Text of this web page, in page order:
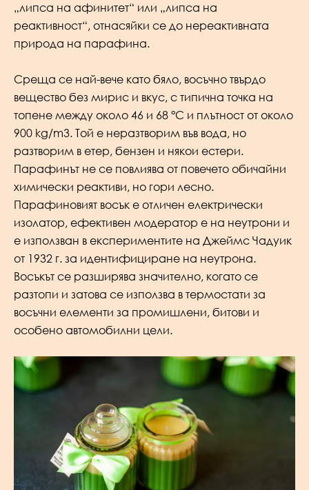
„липса на афинитет“ или „липса на
реактивност“, отнасяйки се до нереактивната
природа на парафина.
Среща се най-вече като бяло, восъчно твърдо
вещество без мирис и вкус, с типична точка на
топене между около 46 и 68 °C и плътност от около
900 kg/m3. Той е неразтворим във вода, но
разтворим в етер, бензен и някои естери.
Парафинът не се повлиява от повечето обичайни
химически реактиви, но гори лесно.
Парафиновият восък е отличен електрически
изолатор, ефективен модератор е на неутрони и
е използван в експериментите на Джеймс Чадуик
от 1932 г. за идентифициране на неутрона.
Восъкът се разширява значително, когато се
разтопи и затова се използва в термостати за
восъчни елементи за промишлени, битови и
особено автомобилни цели.